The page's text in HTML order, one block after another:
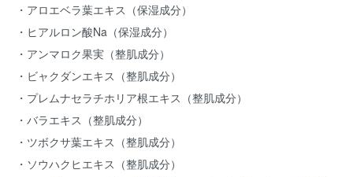
・アロエベラ葉エキス（保湿成分）
・ヒアルロン酸Na（保湿成分）
・アンマロク果実（整肌成分）
・ビャクダンエキス（整肌成分）
・プレムナセラチホリア根エキス（整肌成分）
・バラエキス（整肌成分）
・ツボクサ葉エキス（整肌成分）
・ソウハクヒエキス（整肌成分）